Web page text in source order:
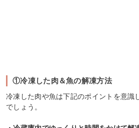
①冷凍した肉＆魚の解凍方法
冷凍した肉や魚は下記のポイントを意識
でしょう。